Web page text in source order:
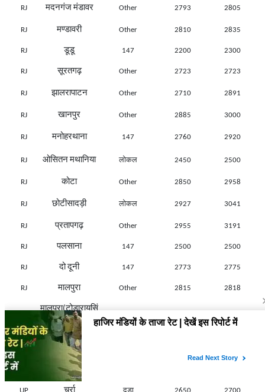
RJ मदनगंज मंडावर Other 2793 2805
RJ मण्डावरी Other 2810 2835
RJ डूडू 147 2200 2300
RJ सूरतगढ़ Other 2723 2723
RJ झालरापाटन Other 2710 2891
RJ खानपुर Other 2885 3000
RJ मनोहरथाना 147 2760 2920
RJ ओसितन मथानिया लोकल 2450 2500
RJ कोटा Other 2850 2958
RJ छोटीसादड़ी लोकल 2927 3041
RJ प्रतापगढ़ Other 2955 3191
RJ पलसाना 147 2500 2500
RJ दो दूनी 147 2773 2775
RJ मालपुरा Other 2815 2818
मालपुरा(टोडारायसिं
ह).
Other 2815 2815
RJ फतहनगर
अलीगढ
UP दडा 2650 2700